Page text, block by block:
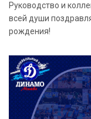
Руководство и
всей души
рождения!